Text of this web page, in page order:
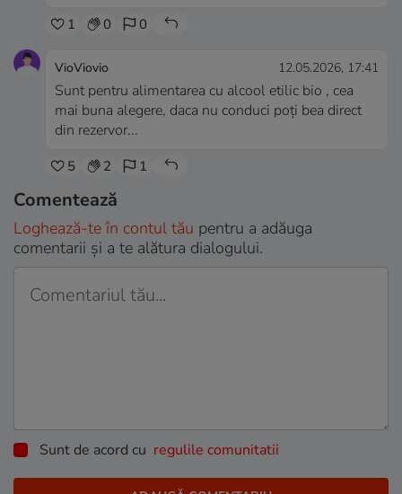
1 0 0
VioViovio 12.05.2026, 17:41
Sunt pentru alimentarea cu alcool etilic bio , cea
mai buna alegere, daca nu conduci poți bea direct
din rezervor...
5 2 1
Comentează
Loghează-te în contul tău pentru a adăuga
comentarii și a te alătura dialogului.
Sunt de acord cu regulile comunitatii